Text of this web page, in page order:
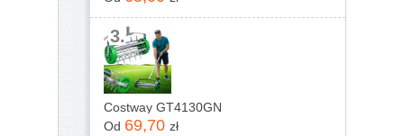
3.
Costway GT4130GN
Od 69,70 zł